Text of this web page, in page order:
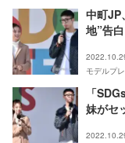
中町JP
地”告
モデルプ
「
妹がセ